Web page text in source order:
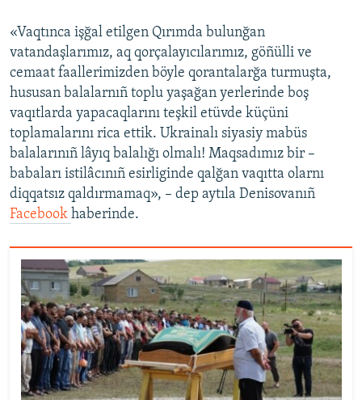
«Vaqtınca işğal etilgen Qırımda bulunğan
vatandaşlarımız, aq qorçalayıcılarımız, göñülli ve
cemaat faallerimizden böyle qorantalarğa turmuşta,
hususan balalarnıñ toplu yaşağan yerlerinde boş
vaqıtlarda yapacaqlarını teşkil etüvde küçüni
toplamalarını rica ettik. Ukrainalı siyasiy mabüs
balalarınıñ lâyıq balalığı olmalı! Maqsadımız bir –
babaları istilâcınıñ esirliginde qalğan vaqıtta olarnı
diqqatsız qaldırmamaq», – dep aytıla Denisovanıñ
Facebook haberinde.